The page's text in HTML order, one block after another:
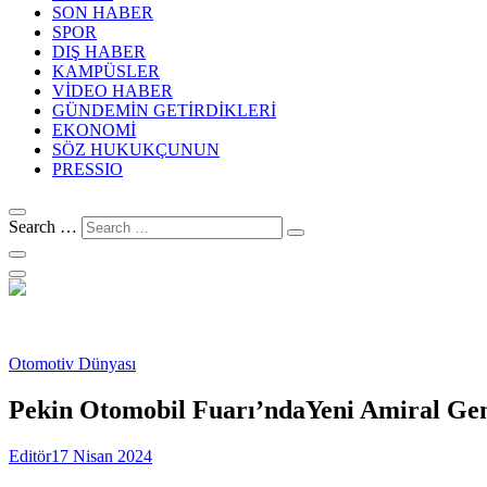
SON HABER
SPOR
DIŞ HABER
KAMPÜSLER
VİDEO HABER
GÜNDEMİN GETİRDİKLERİ
EKONOMİ
SÖZ HUKUKÇUNUN
PRESSIO
Search …
Otomotiv Dünyası
Pekin Otomobil Fuarı’ndaYeni Amiral
Editör17 Nisan 2024